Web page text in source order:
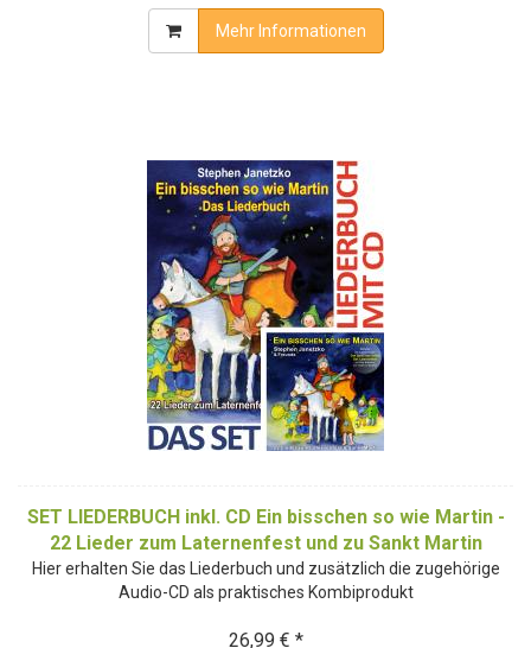
Mehr Informationen
SET LIEDERBUCH inkl. CD Ein bisschen so wie Martin -
22 Lieder zum Laternenfest und zu Sankt Martin
Hier erhalten Sie das Liederbuch und zusätzlich die zugehörige
Audio-CD als praktisches Kombiprodukt
26,99 € *